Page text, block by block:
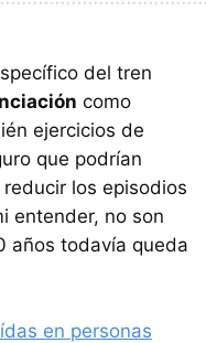
del tren
como
ejercicios de
que podrían
los episodios
entender, no son
años todavía queda
en personas